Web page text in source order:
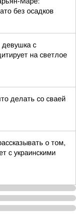
без осадков
с
на светлое
делать со сваей
о том,
с украинскими